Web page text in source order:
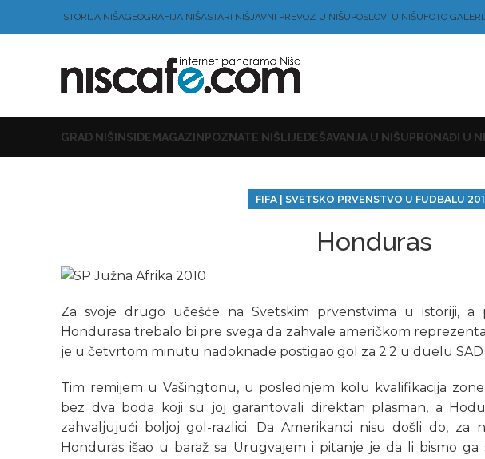
ISTORIJA NIŠAGEOGRAFIJA NIŠASTARI NIŠJAVNI PREVOZ U NIŠUPOSLOVI U NIŠUFOTO
GRAD NIŠ INSIDE MAGAZIN POZNATE NIŠLIJE DEŠAVANJA U NIŠU PRONAĐI U
FIFA | SVETSKO PRVENSTVO U FUDBALU
Honduras
Za svoje drugo učešće na Svetskim prvenstvima u istoriji, a
Hondurasa trebalo bi pre svega da zahvale američkom
je u četvrtom minutu nadoknade postigao gol za 2:2 u duelu SAD
Tim remijem u Vašingtonu, u poslednjem kolu kvalifikacija zone
bez dva boda koji su joj garantovali direktan plasman, a
zahvaljujući boljoj gol-razlici. Da Amerikanci nisu došli do, za
Honduras išao u baraž sa Urugvajem i pitanje je da li bismo ga